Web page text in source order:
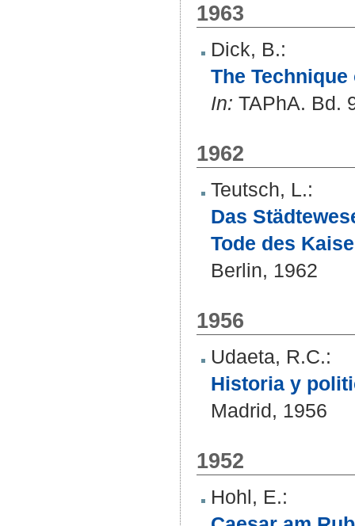
1963
Dick, B.:
The
In: TAPhA. Bd.
1962
Teutsch, L.:
Das
Tode des
Berlin, 1962
1956
Udaeta, R.C.:
Historia y
Madrid, 1956
1952
Hohl, E.: